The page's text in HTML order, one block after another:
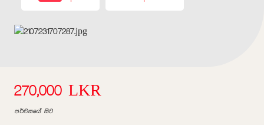
270,000 LKR
පර්චසයේ සිට